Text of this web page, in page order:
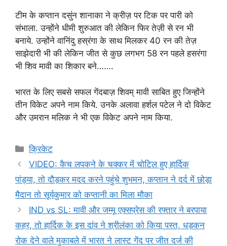
टीम के कप्तान दसुंन शानाका ने क्रीज़ पर टिक पर पारी को
संभाला. उन्होंने धीमी शुरुआत की लेकिन फिर तेज़ी से रन भी
बनाये. उन्होंने वानिंदु हस्रंगा के साथ मिलकर 40 रन की तेज़
साझेदारी भी की लेकिन जीत से कुछ लगभग 58 रन पहले हसरंगा
भी शिव मावी का शिकार बने…….
भारत के लिए सबसे सफल गेंदबाज़ शिवम् मावी साबित हुए जिन्होंने
तीन विकेट अपने नाम किये. उनके अलावा हर्शल पटेल ने दो विकेट
और उमरान मलिक ने भी एक विकेट अपने नाम किया.
Categories
क्रिकेट
VIDEO: कैच लपकने के चक्कर में चोटिल हुए हार्दिक
पांड्या, तो दौड़कर मदद करने पहुंचे शुभमन, कप्तान ने दर्द में छोड़ा
मैदान तो सूर्यकुमार को कप्तानी का मिला मौका
IND vs SL: मावी और जम्मू एक्सप्रेस की रफ्तार ने बरपाया
कहर, तो हार्दिक के इस दांव ने श्रीलंका को किया पस्त, धड़कन
रोक देने वाले मुकाबले में भारत ने लास्ट गेंद पर जीत दर्ज की